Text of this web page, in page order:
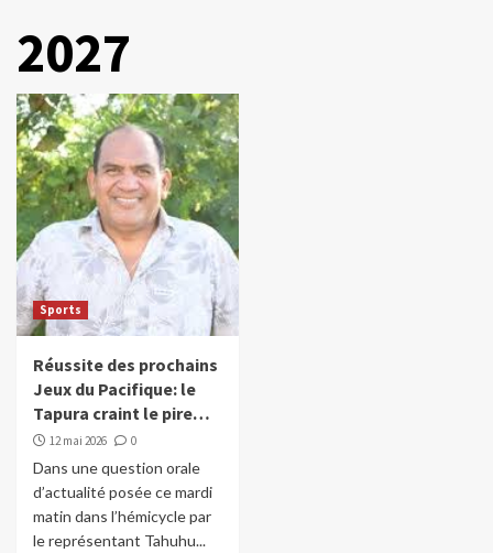
2027
Sports
Réussite des prochains
Jeux du Pacifique: le
Tapura craint le pire…
12 mai 2026 0
Dans une question orale
d’actualité posée ce mardi
matin dans l’hémicycle par
le représentant Tahuhu...